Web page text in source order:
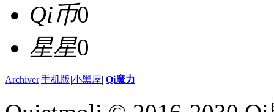
Qi币0
星星0
Archiver|手机版|小黑屋| Qi魔力